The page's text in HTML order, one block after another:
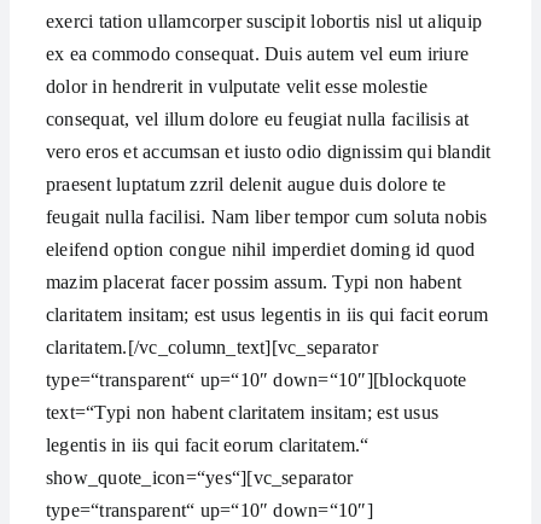
exerci tation ullamcorper suscipit lobortis nisl ut aliquip
ex ea commodo consequat. Duis autem vel eum iriure
dolor in hendrerit in vulputate velit esse molestie
consequat, vel illum dolore eu feugiat nulla facilisis at
vero eros et accumsan et iusto odio dignissim qui blandit
praesent luptatum zzril delenit augue duis dolore te
feugait nulla facilisi. Nam liber tempor cum soluta nobis
eleifend option congue nihil imperdiet doming id quod
mazim placerat facer possim assum. Typi non habent
claritatem insitam; est usus legentis in iis qui facit eorum
claritatem.[/vc_column_text][vc_separator
type=“transparent“ up=“10″ down=“10″][blockquote
text=“Typi non habent claritatem insitam; est usus
legentis in iis qui facit eorum claritatem.“
show_quote_icon=“yes“][vc_separator
type=“transparent“ up=“10″ down=“10″]